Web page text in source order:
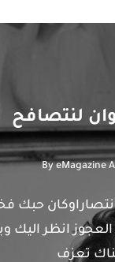
لنتصافح
By eMagazine
حبك
انظر اليك